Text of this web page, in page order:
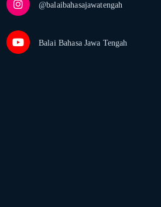
@balaibahasajawatengah
Balai Bahasa Jawa Tengah